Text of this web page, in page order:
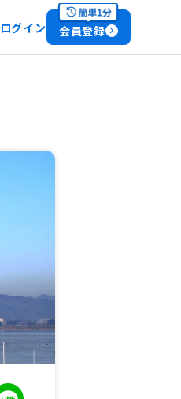
ログイン 会員登録